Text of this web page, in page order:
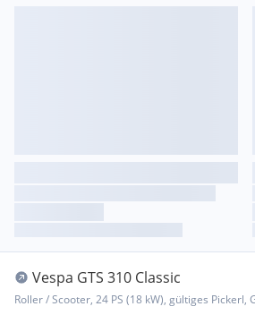
Vespa GTS 310 Classic
Roller / Scooter, 24 PS (18 kW), gültiges Pickerl,